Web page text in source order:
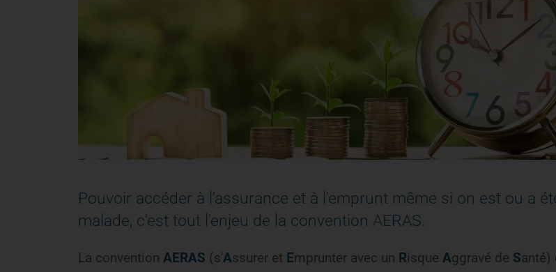
Pouvoir accéder à l'assurance et à l'emprunt même si on est ou a
malade, c'est tout l'enjeu de la convention AERAS.
La convention AERAS (s'Assurer et Emprunter avec un Risque Aggravé de Santé)